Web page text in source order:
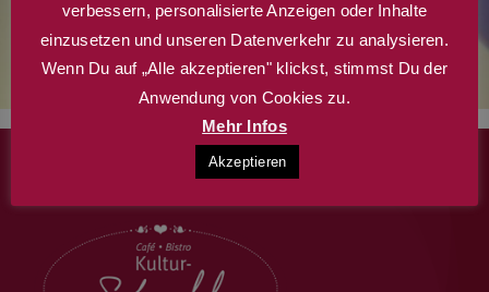
verbessern, personalisierte Anzeigen oder Inhalte
einzusetzen und unseren Datenverkehr zu analysieren.
Wenn Du auf „Alle akzeptieren" klickst, stimmst Du der
Anwendung von Cookies zu.
Mehr Infos
Akzeptieren